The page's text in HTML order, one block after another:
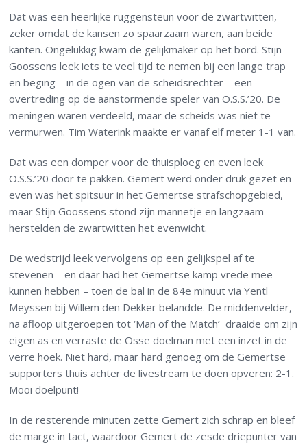
Dat was een heerlijke ruggensteun voor de zwartwitten,
zeker omdat de kansen zo spaarzaam waren, aan beide
kanten. Ongelukkig kwam de gelijkmaker op het bord. Stijn
Goossens leek iets te veel tijd te nemen bij een lange trap
en beging – in de ogen van de scheidsrechter – een
overtreding op de aanstormende speler van O.S.S.’20. De
meningen waren verdeeld, maar de scheids was niet te
vermurwen. Tim Waterink maakte er vanaf elf meter 1-1 van.
Dat was een domper voor de thuisploeg en even leek
O.S.S.’20 door te pakken. Gemert werd onder druk gezet en
even was het spitsuur in het Gemertse strafschopgebied,
maar Stijn Goossens stond zijn mannetje en langzaam
herstelden de zwartwitten het evenwicht.
De wedstrijd leek vervolgens op een gelijkspel af te
stevenen – en daar had het Gemertse kamp vrede mee
kunnen hebben – toen de bal in de 84e minuut via Yentl
Meyssen bij Willem den Dekker belandde. De middenvelder,
na afloop uitgeroepen tot ‘Man of the Match’ draaide om zijn
eigen as en verraste de Osse doelman met een inzet in de
verre hoek. Niet hard, maar hard genoeg om de Gemertse
supporters thuis achter de livestream te doen opveren: 2-1.
Mooi doelpunt!
In de resterende minuten zette Gemert zich schrap en bleef
de marge in tact, waardoor Gemert de zesde driepunter van